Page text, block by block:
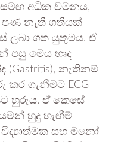
අධික වමනය,
පණ නැති ගතියක්
ලබා ගත යුතුමය. ඒ
පසු මෙය හෘද
නැතිනම්
ගැනීමට ECG
හුරුය. ඒ කෙසේ
හුදු හැඟීම්
සහ මනෝ